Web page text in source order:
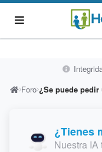
Foro
¿Tienes
Nuestra IA